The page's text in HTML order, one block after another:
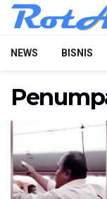
NEWS BISNIS